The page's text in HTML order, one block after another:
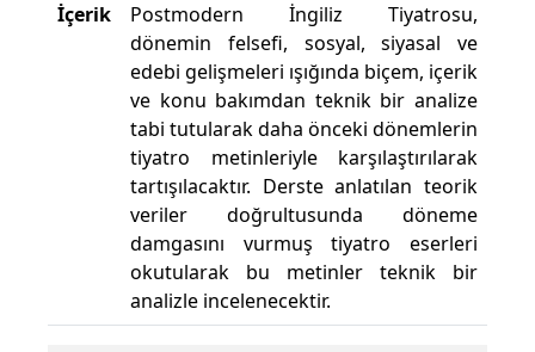
İçerik
Postmodern İngiliz Tiyatrosu,
dönemin felsefi, sosyal, siyasal ve
edebi gelişmeleri ışığında biçem, içerik
ve konu bakımdan teknik bir analize
tabi tutularak daha önceki dönemlerin
tiyatro metinleriyle karşılaştırılarak
tartışılacaktır. Derste anlatılan teorik
veriler doğrultusunda döneme
damgasını vurmuş tiyatro eserleri
okutularak bu metinler teknik bir
analizle incelenecektir.